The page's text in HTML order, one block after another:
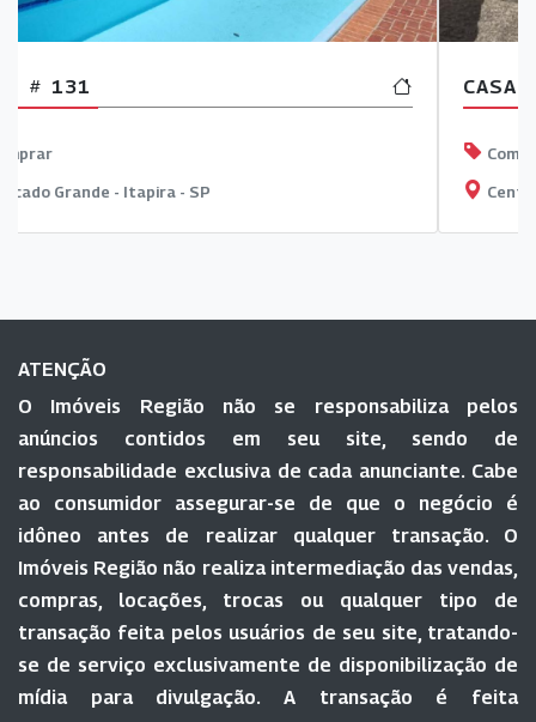
CASA
Centro - Itapira - SP
ATENÇÃO
O Imóveis Região não se responsabiliza pelos
anúncios contidos em seu site, sendo de
responsabilidade exclusiva de cada anunciante. Cabe
ao consumidor assegurar-se de que o negócio é
idôneo antes de realizar qualquer transação. O
Imóveis Região não realiza intermediação das vendas,
compras, locações, trocas ou qualquer tipo de
transação feita pelos usuários de seu site, tratando-
se de serviço exclusivamente de disponibilização de
mídia para divulgação. A transação é feita